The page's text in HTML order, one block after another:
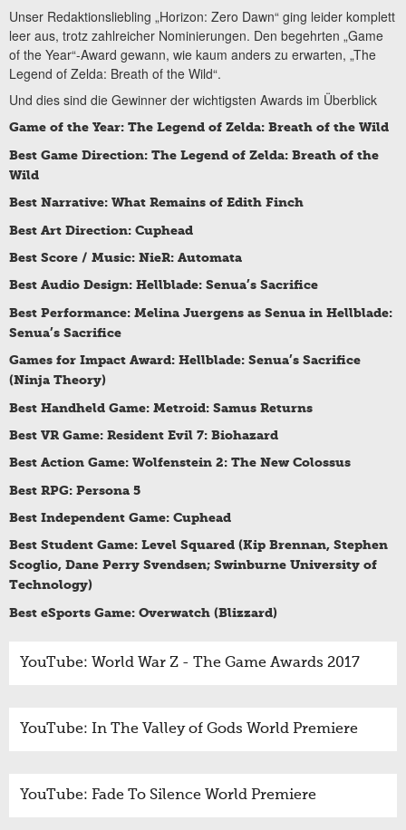
Unser Redaktionsliebling „Horizon: Zero Dawn“ ging leider komplett
leer aus, trotz zahlreicher Nominierungen. Den begehrten „Game
of the Year“-Award gewann, wie kaum anders zu erwarten, „The
Legend of Zelda: Breath of the Wild“.
Und dies sind die Gewinner der wichtigsten Awards im Überblick
Game of the Year: The Legend of Zelda: Breath of the Wild
Best Game Direction: The Legend of Zelda: Breath of the
Wild
Best Narrative: What Remains of Edith Finch
Best Art Direction: Cuphead
Best Score / Music: NieR: Automata
Best Audio Design: Hellblade: Senua’s Sacrifice
Best Performance: Melina Juergens as Senua in Hellblade:
Senua’s Sacrifice
Games for Impact Award: Hellblade: Senua’s Sacrifice
(Ninja Theory)
Best Handheld Game: Metroid: Samus Returns
Best VR Game: Resident Evil 7: Biohazard
Best Action Game: Wolfenstein 2: The New Colossus
Best RPG: Persona 5
Best Independent Game: Cuphead
Best Student Game: Level Squared (Kip Brennan, Stephen
Scoglio, Dane Perry Svendsen; Swinburne University of
Technology)
Best eSports Game: Overwatch (Blizzard)
YouTube: World War Z - The Game Awards 2017
YouTube: In The Valley of Gods World Premiere
YouTube: Fade To Silence World Premiere